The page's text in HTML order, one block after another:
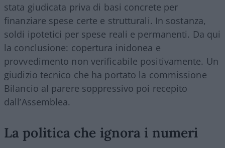
stata giudicata priva di basi concrete per
finanziare spese certe e strutturali. In sostanza,
soldi ipotetici per spese reali e permanenti. Da qui
la conclusione: copertura inidonea e
provvedimento non verificabile positivamente. Un
giudizio tecnico che ha portato la commissione
Bilancio al parere soppressivo poi recepito
dall’Assemblea.
La politica che ignora i numeri